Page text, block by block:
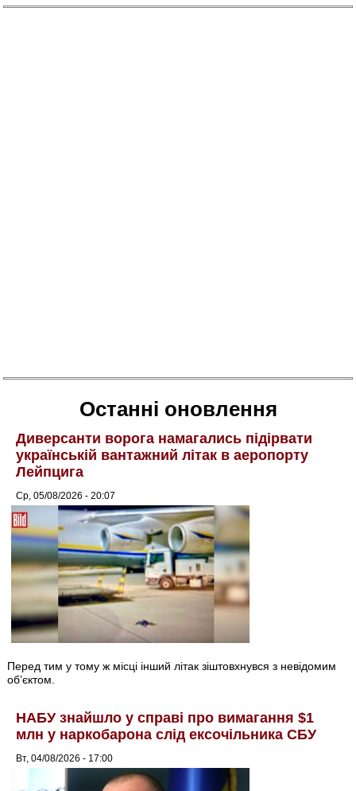
Останні оновлення
Диверсанти ворога намагались підірвати
українській вантажний літак в аеропорту
Лейпцига
Ср, 05/08/2026 - 20:07
Перед тим у тому ж місці інший літак зіштовхнувся з невідомим
об’єктом.
НАБУ знайшло у справі про вимагання $1
млн у наркобарона слід ексочільника СБУ
Вт, 04/08/2026 - 17:00